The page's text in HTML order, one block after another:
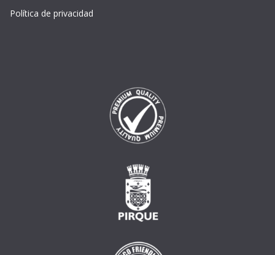
Política de privacidad